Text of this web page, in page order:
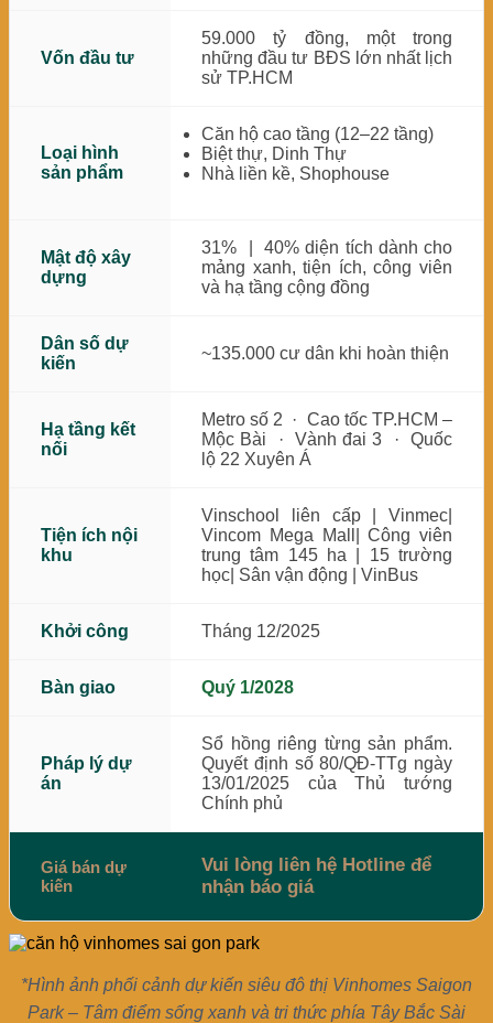
Vốn đầu tư
59.000 tỷ đồng, một trong
những đầu tư BĐS lớn nhất lịch
sử TP.HCM
Loại hình
sản phẩm
Căn hộ cao tầng (12–22 tầng)
Biệt thự, Dinh Thự
Nhà liền kề, Shophouse
Mật độ xây
dựng
31% | 40% diện tích dành cho
mảng xanh, tiện ích, công viên
và hạ tầng cộng đồng
Dân số dự
kiến
~135.000 cư dân khi hoàn thiện
Hạ tầng kết
nối
Metro số 2 · Cao tốc TP.HCM –
Mộc Bài · Vành đai 3 · Quốc
lộ 22 Xuyên Á
Tiện ích nội
khu
Vinschool liên cấp | Vinmec|
Vincom Mega Mall| Công viên
trung tâm 145 ha | 15 trường
học| Sân vận động | VinBus
Khởi công Tháng 12/2025
Bàn giao Quý 1/2028
Pháp lý dự
án
Sổ hồng riêng từng sản phẩm.
Quyết định số 80/QĐ-TTg ngày
13/01/2025 của Thủ tướng
Chính phủ
Giá bán dự
kiến
Vui lòng liên hệ Hotline để
nhận báo giá
*Hình ảnh phối cảnh dự kiến siêu đô thị Vinhomes Saigon
Park – Tâm điểm sống xanh và tri thức phía Tây Bắc Sài